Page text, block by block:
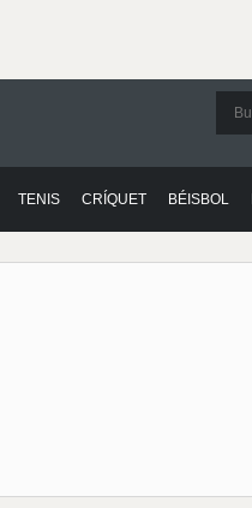
TENIS CRÍQUET BÉISBOL